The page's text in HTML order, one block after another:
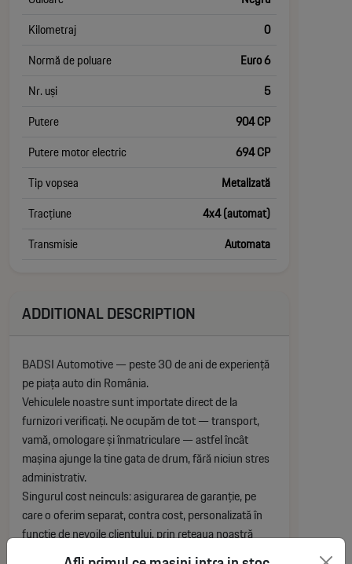
Kilometraj
0
Normă de poluare
Euro 6
Nr. uși
5
Putere
904 CP
Putere motor electric
694 CP
Tip vopsea
Metalizată
Tracțiune
4x4 (automat)
Transmisie
Automata
ADDITIONAL DESCRIPTION
BADSI Automotive — peste 30 de ani de experiență
pe piața auto din România.
Vehiculele noastre sunt importate direct de la
furnizori verificați. Ne ocupăm de tot — transport,
vamă, omologare și înmatriculare — astfel încât
mașina ajunge la tine gata de drum, fără niciun stres
administrativ.
Singurul cost neinculs: asigurarea de garanție, pe
care o oferim separat, contra cost, personalizată în
funcție de nevoile clientului, prin rețeaua noastră
proprie de parteneri service multibrand.